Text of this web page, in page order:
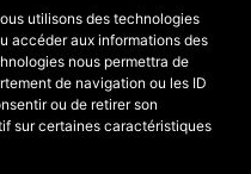
utilisons des technologies
accéder aux informations des
nous permettra de
de navigation ou les ID
ou de retirer son
sur certaines caractéristiques
quai de Strasbourg